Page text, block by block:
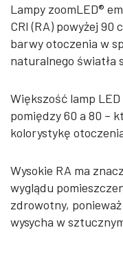
Lampy zoomLED®
CRI (RA) powyżej 90
barwy otoczenia w
naturalnego światła
Większość lamp
pomiędzy 60 a 80 –
kolorystykę
Wysokie RA ma
wyglądu
zdrowotny,
wysycha w